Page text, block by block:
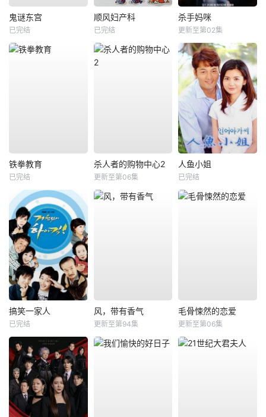
鬼谜东宫
已完结
顺风妇产科
已完结
杀手妈咪
更新至第02集
铁拳教育
已完结
杀人者的购物中心2
更新至第06集
人鱼小姐
已完结
搞笑一家人
已完结
风，带有香气
更新至第94集
毛骨悚然的恋爱
更新至第06集